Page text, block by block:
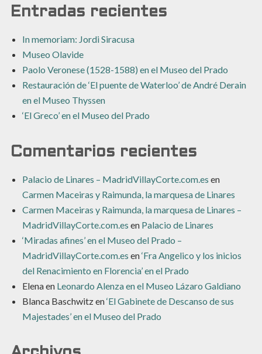
Entradas recientes
In memoriam: Jordi Siracusa
Museo Olavide
Paolo Veronese (1528-1588) en el Museo del Prado
Restauración de ‘El puente de Waterloo’ de André Derain
en el Museo Thyssen
‘El Greco’ en el Museo del Prado
Comentarios recientes
Palacio de Linares – MadridVillayCorte.com.es en
Carmen Maceiras y Raimunda, la marquesa de Linares
Carmen Maceiras y Raimunda, la marquesa de Linares –
MadridVillayCorte.com.es en Palacio de Linares
‘Miradas afines’ en el Museo del Prado –
MadridVillayCorte.com.es en‘Fra Angelico y los inicios
del Renacimiento en Florencia’ en el Prado
Elenaen Leonardo Alenza en el Museo Lázaro Galdiano
Blanca Baschwitzen‘El Gabinete de Descanso de sus
Majestades’ en el Museo del Prado